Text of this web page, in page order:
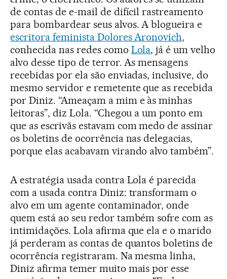
de contas de e-mail de difícil rastreamento
para bombardear seus alvos. A blogueira e
escritora feminista Dolores Aronovich,
conhecida nas redes como Lola, já é um velho
alvo desse tipo de terror. As mensagens
recebidas por ela são enviadas, inclusive, do
mesmo servidor e remetente que as recebida
por Diniz. “Ameaçam a mim e às minhas
leitoras”, diz Lola. “Chegou a um ponto em
que as escrivãs estavam com medo de assinar
os boletins de ocorrência nas delegacias,
porque elas acabavam virando alvo também”.
A estratégia usada contra Lola é parecida
com a usada contra Diniz: transformam o
alvo em um agente contaminador, onde
quem está ao seu redor também sofre com as
intimidações. Lola afirma que ela e o marido
já perderam as contas de quantos boletins de
ocorrência registraram. Na mesma linha,
Diniz afirma temer muito mais por esse